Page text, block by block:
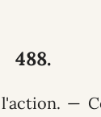
488.
—